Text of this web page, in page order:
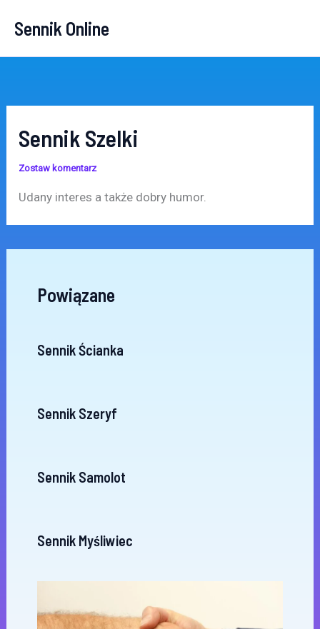
Sennik Online
Sennik Szelki
Zostaw komentarz
Udany interes a także dobry humor.
Powiązane
Sennik Ścianka
Sennik Szeryf
Sennik Samolot
Sennik Myśliwiec